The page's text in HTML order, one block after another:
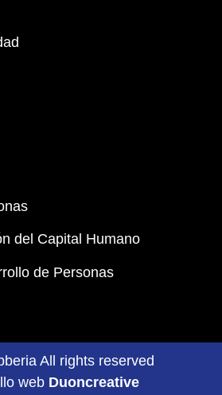
del Capital Humano
de Personas
All rights reserved
web Duoncreative